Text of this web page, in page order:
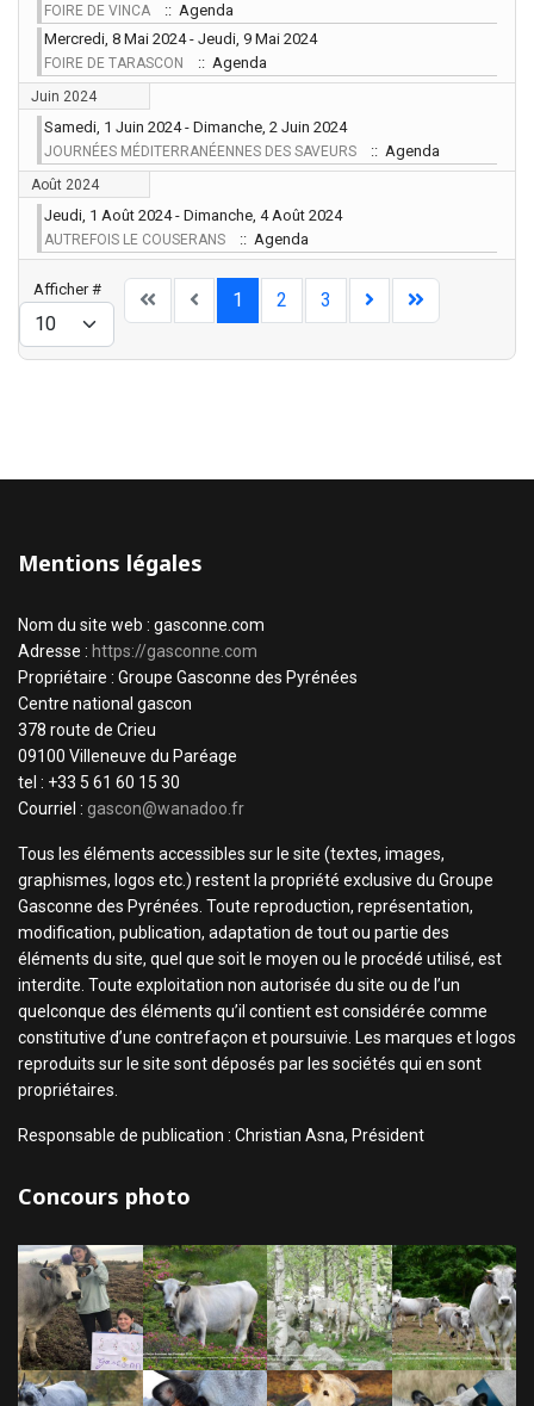
FOIRE DE VINCA
:: Agenda
Mercredi, 8 Mai 2024 - Jeudi, 9 Mai 2024
FOIRE DE TARASCON :: Agenda
Juin 2024
Samedi, 1 Juin 2024 - Dimanche, 2 Juin 2024
JOURNÉES MÉDITERRANÉENNES DES SAVEURS :: Agenda
Août 2024
Jeudi, 1 Août 2024 - Dimanche, 4 Août 2024
AUTREFOIS LE COUSERANS :: Agenda
Limite de la pagination
Afficher # 1 2 3
Mentions légales
Nom du site web : gasconne.com
Adresse : https://gasconne.com
Propriétaire : Groupe Gasconne des Pyrénées
Centre national gascon
378 route de Crieu
09100 Villeneuve du Paréage
tel : +33 5 61 60 15 30
Courriel : gascon@wanadoo.fr
Tous les éléments accessibles sur le site (textes, images,
graphismes, logos etc.) restent la propriété exclusive du Groupe
Gasconne des Pyrénées. Toute reproduction, représentation,
modification, publication, adaptation de tout ou partie des
éléments du site, quel que soit le moyen ou le procédé utilisé, est
interdite. Toute exploitation non autorisée du site ou de l’un
quelconque des éléments qu’il contient est considérée comme
constitutive d’une contrefaçon et poursuivie. Les marques et logos
reproduits sur le site sont déposés par les sociétés qui en sont
propriétaires.
Responsable de publication : Christian Asna, Président
Concours photo